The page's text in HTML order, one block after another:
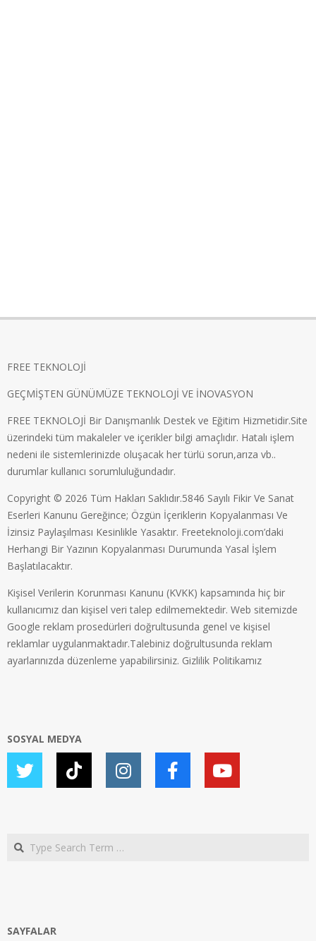
FREE TEKNOLOJİ
GEÇMİŞTEN GÜNÜMÜZE TEKNOLOJİ VE İNOVASYON
FREE TEKNOLOJİ Bir Danışmanlık Destek ve Eğitim Hizmetidir.Site
üzerindeki tüm makaleler ve içerikler bilgi amaçlıdır. Hatalı işlem
nedeni ile sistemlerinizde oluşacak her türlü sorun,arıza vb..
durumlar kullanıcı sorumluluğundadır.
Copyright © 2026 Tüm Hakları Saklıdır.5846 Sayılı Fikir Ve Sanat
Eserleri Kanunu Gereğince; Özgün İçeriklerin Kopyalanması Ve
İzinsiz Paylaşılması Kesinlikle Yasaktır. Freeteknoloji.com’daki
Herhangi Bir Yazının Kopyalanması Durumunda Yasal İşlem
Başlatılacaktır.
Kişisel Verilerin Korunması Kanunu (KVKK) kapsamında hiç bir
kullanıcımız dan kişisel veri talep edilmemektedir. Web sitemizde
Google reklam prosedürleri doğrultusunda genel ve kişisel
reklamlar uygulanmaktadır.Talebiniz doğrultusunda reklam
ayarlarınızda düzenleme yapabilirsiniz. Gizlilik Politikamız
SOSYAL MEDYA
Search
SAYFALAR